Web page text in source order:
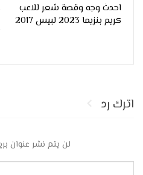
احدث وجه وقصة شعر للاعب
كريم بنزيما 2023 لبيس 2017
اترك رد
لن يتم نشر عنوان